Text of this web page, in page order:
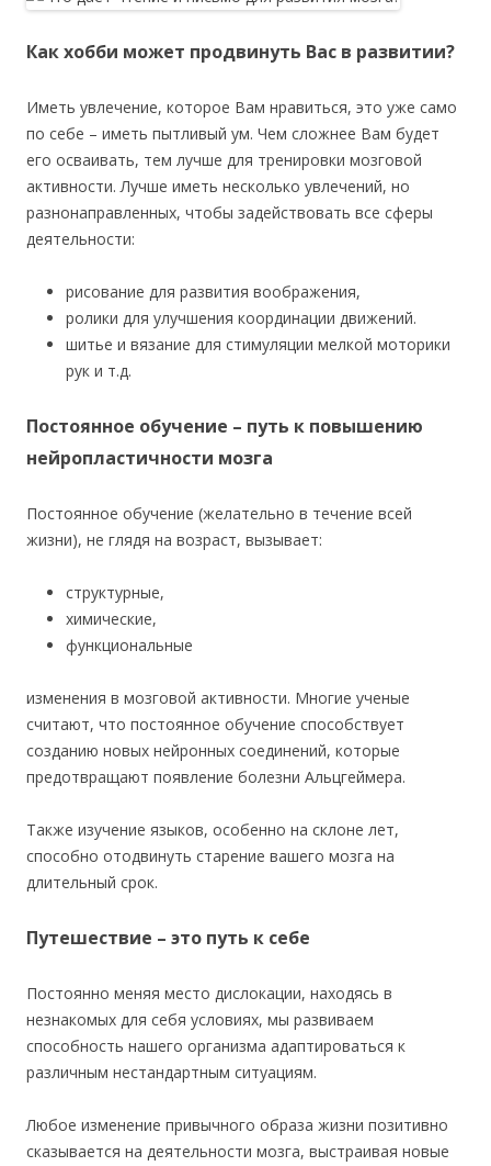
Как хобби может продвинуть Вас в развитии?
Иметь увлечение, которое Вам нравиться, это уже само
по себе – иметь пытливый ум. Чем сложнее Вам будет
его осваивать, тем лучше для тренировки мозговой
активности. Лучше иметь несколько увлечений, но
разнонаправленных, чтобы задействовать все сферы
деятельности:
рисование для развития воображения,
ролики для улучшения координации движений.
шитье и вязание для стимуляции мелкой моторики
рук и т.д.
Постоянное обучение – путь к повышению
нейропластичности мозга
Постоянное обучение (желательно в течение всей
жизни), не глядя на возраст, вызывает:
структурные,
химические,
функциональные
изменения в мозговой активности. Многие ученые
считают, что постоянное обучение способствует
созданию новых нейронных соединений, которые
предотвращают появление болезни Альцгеймера.
Также изучение языков, особенно на склоне лет,
способно отодвинуть старение вашего мозга на
длительный срок.
Путешествие – это путь к себе
Постоянно меняя место дислокации, находясь в
незнакомых для себя условиях, мы развиваем
способность нашего организма адаптироваться к
различным нестандартным ситуациям.
Любое изменение привычного образа жизни позитивно
сказывается на деятельности мозга, выстраивая новые